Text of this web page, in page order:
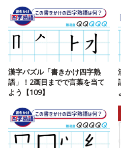
漢字パズル「書きかけ四字熟
語」！2画目までで言葉を当て
よう【109】